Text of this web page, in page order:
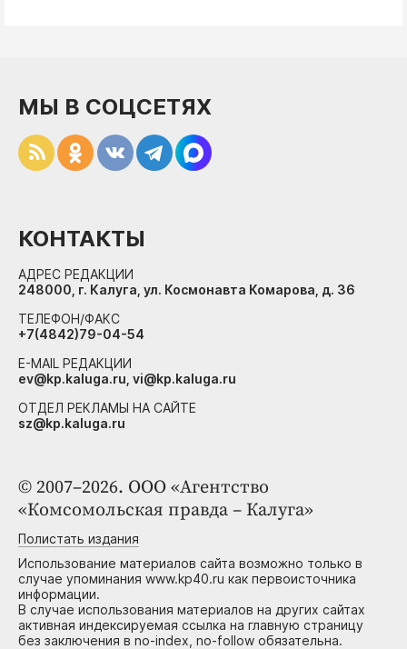
© 2007–2026. ООО «Агентство
«Комсомольская правда – Калуга»
Полистать издания
Использование материалов сайта возможно только в
случае упоминания www.kp40.ru как первоисточника
информации.
В случае использования материалов на других сайтах
активная индексируемая ссылка на главную страницу
без заключения в no-index, no-follow обязательна.
МЫ В СОЦСЕТЯХ
КОНТАКТЫ
АДРЕС РЕДАКЦИИ
248000, г. Калуга, ул. Космонавта Комарова, д. 36
ТЕЛЕФОН/ФАКС
+7(4842)79-04-54
E-MAIL РЕДАКЦИИ
ev@kp.kaluga.ru, vi@kp.kaluga.ru
ОТДЕЛ РЕКЛАМЫ НА САЙТЕ
sz@kp.kaluga.ru